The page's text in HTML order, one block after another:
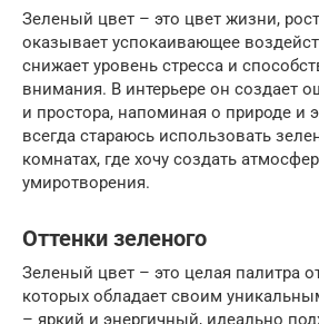
Зеленый цвет – это цвет жизни,
оказывает успокаивающее
снижает уровень стресса и
внимания. В интерьере он создает
и простора, напоминая о природе и
всегда стараюсь использовать
комнатах, где хочу создать
умиротворения.
Оттенки зеленого
Зеленый цвет – это целая палитра
которых обладает своим
– яркий и энергичный, идеально